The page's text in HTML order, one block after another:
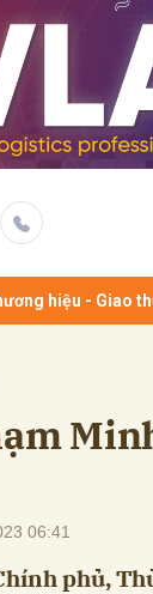
hiệu - Giao
06:41
phủ,
bình luận